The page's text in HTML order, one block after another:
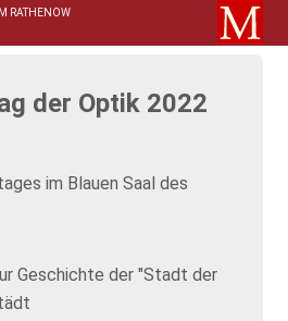
RATHENOW
der Optik 2022
im Blauen Saal des
Geschichte der "Stadt der